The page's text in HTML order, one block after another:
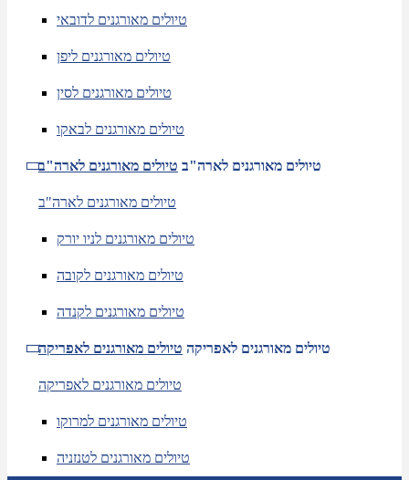
טיולים מאורגנים לדובאי
טיולים מאורגנים ליפן
טיולים מאורגנים לסין
טיולים מאורגנים לבאקו
טיולים מאורגנים לארה"ב טיולים מאורגנים לארה"ב
טיולים מאורגנים לארה"ב
טיולים מאורגנים לניו יורק
טיולים מאורגנים לקובה
טיולים מאורגנים לקנדה
טיולים מאורגנים לאפריקה טיולים מאורגנים לאפריקה
טיולים מאורגנים לאפריקה
טיולים מאורגנים למרוקו
טיולים מאורגנים לטנזניה